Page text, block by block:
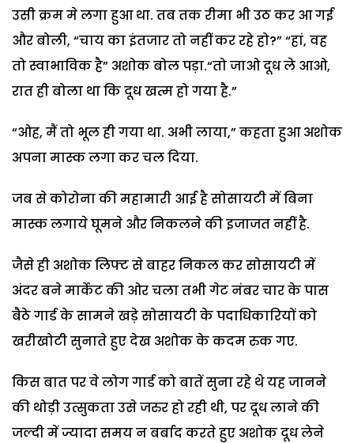
उसी क्रम मे लगा हुआ था. तब तक रीमा भी उठ कर आ गई
और बोली, “चाय का इंतजार तो नहीं कर रहे हो?” “हां, वह
तो स्वाभाविक है” अशोक बोल पड़ा.“तो जाओ दूध ले आओ,
रात ही बोला था कि दूध खत्म हो गया है.”
“ओह, मैं तो भूल ही गया था. अभी लाया,” कहता हुआ अशोक
अपना मास्क लगा कर चल दिया.
जब से कोरोना की महामारी आई है सोसायटी में बिना
मास्क लगाये घूमने और निकलने की इजाजत नहीं है.
जैसे ही अशोक लिफ्ट से बाहर निकल कर सोसायटी में
अंदर बने मार्केट की ओर चला तभी गेट नंबर चार के पास
बैठे गार्ड के सामने खड़े सोसायटी के पदाधिकारियों को
खरीखोटी सुनाते हुए देख अशोक के कदम रुक गए.
किस बात पर वे लोग गार्ड को बातें सुना रहे थे यह जानने
की थोड़ी उत्सुकता उसे जरुर हो रही थी, पर दूध लाने की
जल्दी में ज्यादा समय न बर्बाद करते हुए अशोक दूध लेने